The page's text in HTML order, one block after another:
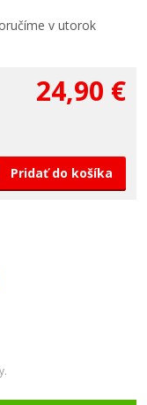
v utorok
24,90 €
Pridať do košíka